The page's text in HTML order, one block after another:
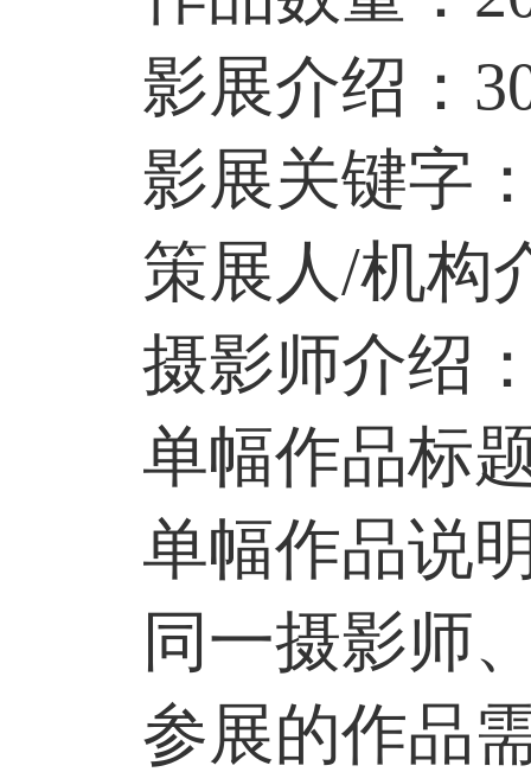
影展介绍：
影展关键字：
策展人/机构介
摄影师介绍：
单幅作品标题
单幅作品说明
同一摄影师、
参展的作品需